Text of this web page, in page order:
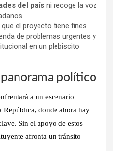
del país ni recoge la voz
el proyecto tiene fines
de problemas urgentes y
en un plebiscito
político
a un escenario
República, donde ahora hay
Sin el apoyo de estos
afronta un tránsito